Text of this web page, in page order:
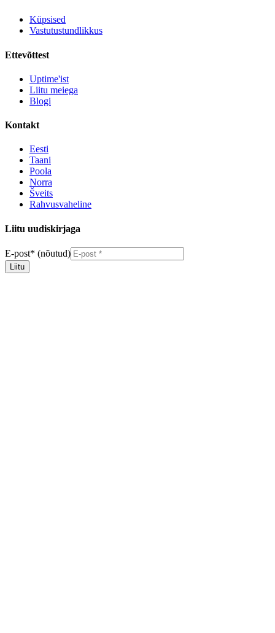
Küpsised
Vastutustundlikkus
Ettevõttest
Uptime'ist
Liitu meiega
Blogi
Kontakt
Eesti
Taani
Poola
Norra
Šveits
Rahvusvaheline
Liitu uudiskirjaga
E-post* (nõutud)
Liitu